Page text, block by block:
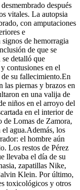
después
vitales. La autopsia
con amputaciones
e
de hemorragia
de que se
detalló que
contusiones en el
su fallecimiento.En
las piernas y brazos en
en una valija de
niños en el arroyo del
en el interior de
Lomas de Zamora,
agua.Además, los
el hombre aún
Los restos de Pérez
llevaba el día de su
zapatillas Nike,
Klein. Por último,
toxicológicos y otros